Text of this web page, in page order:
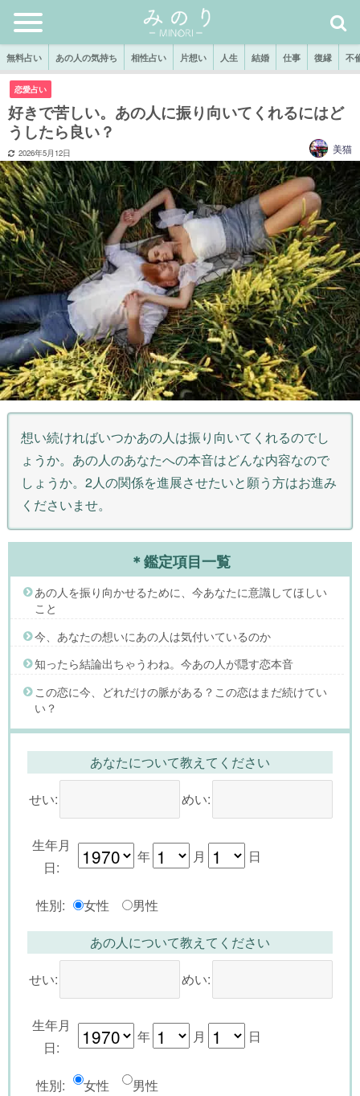
無料占い あの人の気持ち 相性占い 片想い 人生 結婚 仕事 復縁 不
恋愛占い
好きで苦しい。あの人に振り向いてくれるにはど
うしたら良い？
2026年5月12日 美猫
想い続ければいつかあの人は振り向いてくれるのでし
ょうか。あの人のあなたへの本音はどんな内容なので
しょうか。2人の関係を進展させたいと願う方はお進み
くださいませ。
＊鑑定項目一覧
あの人を振り向かせるために、今あなたに意識してほしい
こと
今、あなたの想いにあの人は気付いているのか
知ったら結論出ちゃうわね。今あの人が隠す恋本音
この恋に今、どれだけの脈がある？この恋はまだ続けてい
い？
あなたについて教えてください
せい:
めい:
生年月
日:
年 月 日
性別: 女性 男性
あの人について教えてください
せい:
めい:
生年月
日:
年 月 日
性別: 女性 男性